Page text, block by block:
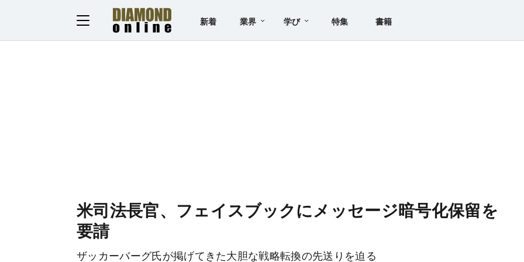
新着 業界 学び 特集 書籍
米司法長官、フェイスブックにメッセージ暗号化保留を
要請
ザッカーバーグ氏が掲げてきた大胆な戦略転換の先送りを迫る